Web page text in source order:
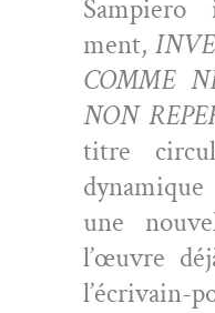
ment,
COMME
NON
titre
une
l’œuvre
l’écrivain-